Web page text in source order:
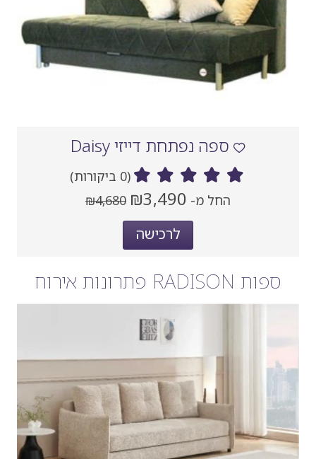
ספה נפתחת דייזי Daisy
(0 ביקורות)
החל מ- מחיר
אחרי
הנחה
₪3,490 מחיר
₪4,680
לרכישה
ספות RADISON פתרונות אירוח